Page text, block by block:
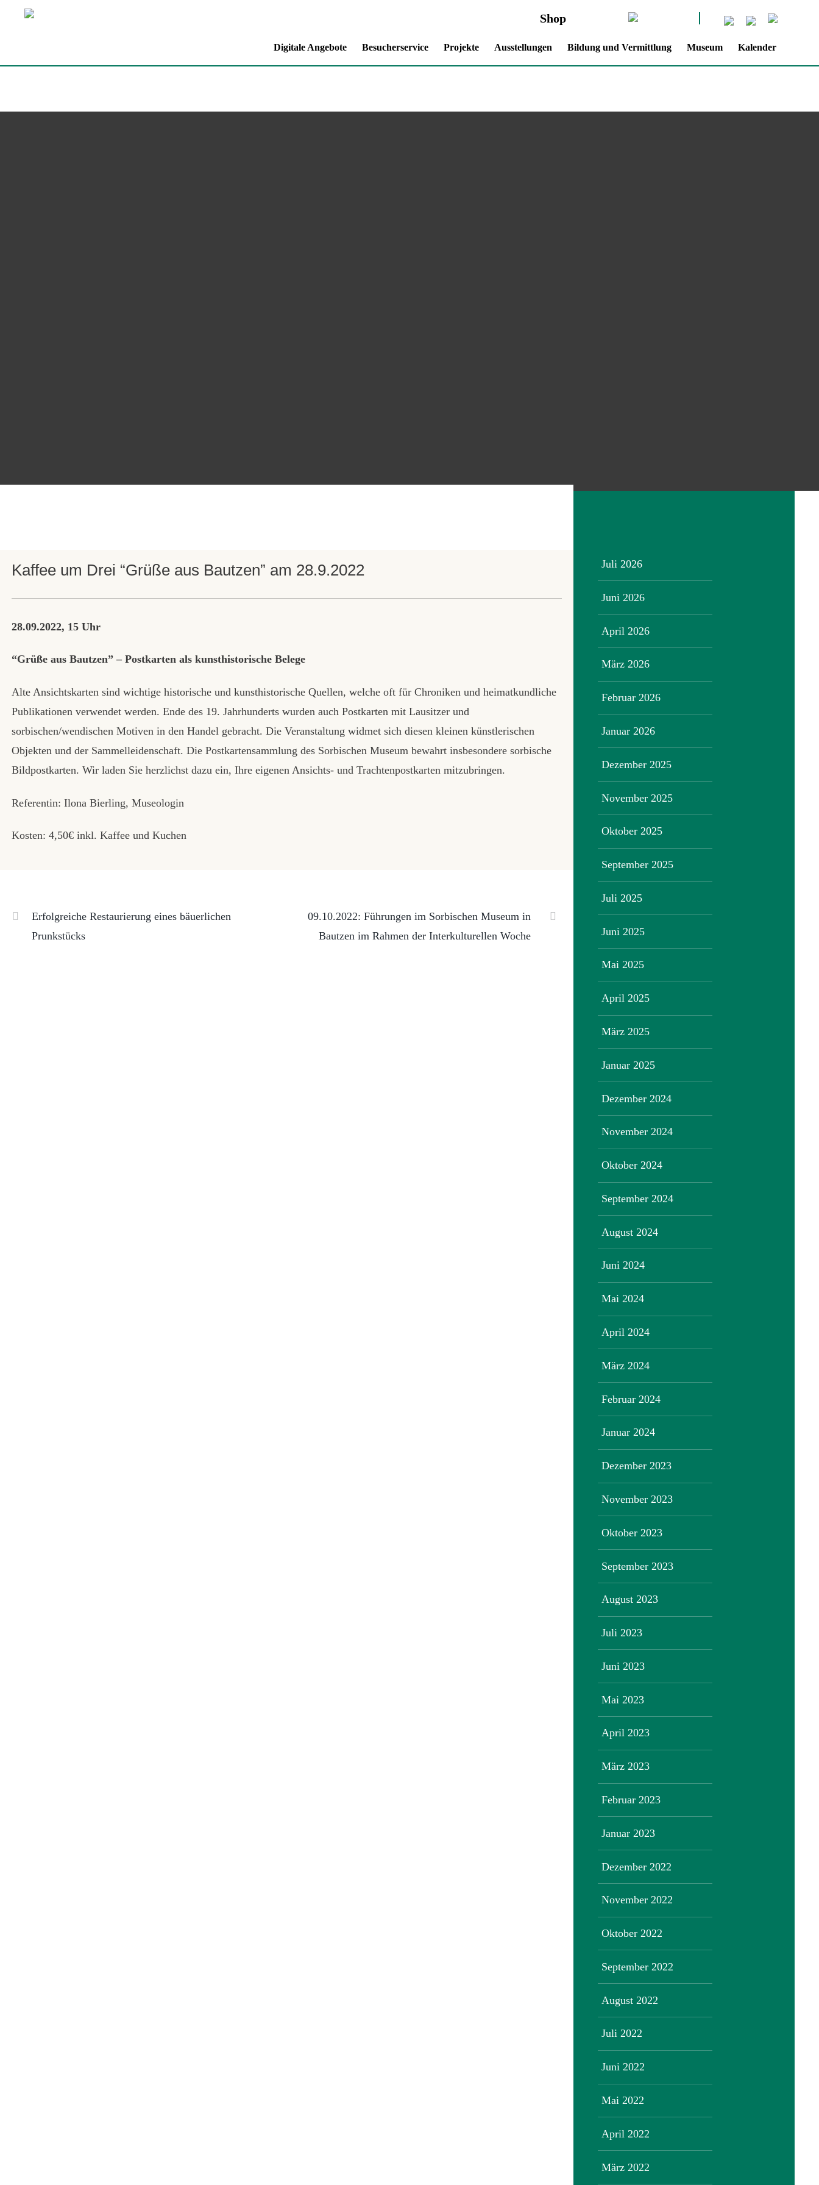
Shop
Digitale Angebote Besucherservice Projekte Ausstellungen Bildung und Vermittlung Museum Kalender
Kaffee um Drei “Grüße aus Bautzen” am 28.9.2022
28.09.2022, 15 Uhr
“Grüße aus Bautzen” – Postkarten als kunsthistorische Belege
Alte Ansichtskarten sind wichtige historische und kunsthistorische Quellen, welche oft für Chroniken und heimatkundliche
Publikationen verwendet werden. Ende des 19. Jahrhunderts wurden auch Postkarten mit Lausitzer und
sorbischen/wendischen Motiven in den Handel gebracht. Die Veranstaltung widmet sich diesen kleinen künstlerischen
Objekten und der Sammelleidenschaft. Die Postkartensammlung des Sorbischen Museum bewahrt insbesondere sorbische
Bildpostkarten. Wir laden Sie herzlichst dazu ein, Ihre eigenen Ansichts- und Trachtenpostkarten mitzubringen.
Referentin: Ilona Bierling, Museologin
Kosten: 4,50€ inkl. Kaffee und Kuchen
Erfolgreiche Restaurierung eines bäuerlichen
Prunkstücks
09.10.2022: Führungen im Sorbischen Museum in
Bautzen im Rahmen der Interkulturellen Woche
Juli 2026
Juni 2026
April 2026
März 2026
Februar 2026
Januar 2026
Dezember 2025
November 2025
Oktober 2025
September 2025
Juli 2025
Juni 2025
Mai 2025
April 2025
März 2025
Januar 2025
Dezember 2024
November 2024
Oktober 2024
September 2024
August 2024
Juni 2024
Mai 2024
April 2024
März 2024
Februar 2024
Januar 2024
Dezember 2023
November 2023
Oktober 2023
September 2023
August 2023
Juli 2023
Juni 2023
Mai 2023
April 2023
März 2023
Februar 2023
Januar 2023
Dezember 2022
November 2022
Oktober 2022
September 2022
August 2022
Juli 2022
Juni 2022
Mai 2022
April 2022
März 2022